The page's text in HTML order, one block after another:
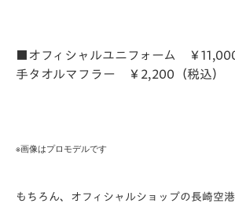
■オフィシャルユニフォーム ￥
手タオルマフラー ￥2,200（税込）
※画像はプロモデルです
もちろん、オフィシャルショップの長崎空